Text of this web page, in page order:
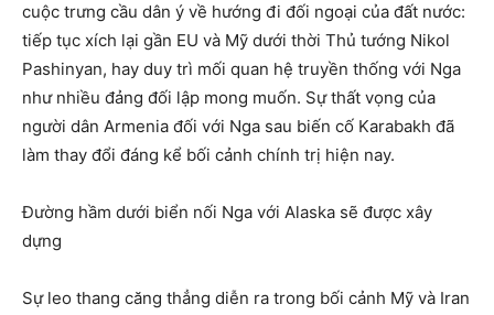
cuộc trưng cầu dân ý về hướng đi đối ngoại của đất nước:
tiếp tục xích lại gần EU và Mỹ dưới thời Thủ tướng Nikol
Pashinyan, hay duy trì mối quan hệ truyền thống với Nga
như nhiều đảng đối lập mong muốn. Sự thất vọng của
người dân Armenia đối với Nga sau biến cố Karabakh đã
làm thay đổi đáng kể bối cảnh chính trị hiện nay.
Đường hầm dưới biển nối Nga với Alaska sẽ được xây
dựng
Sự leo thang căng thẳng diễn ra trong bối cảnh Mỹ và Iran